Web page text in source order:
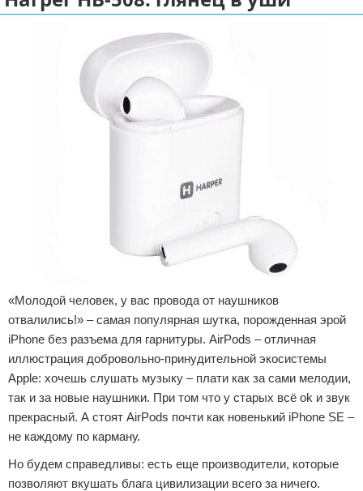
«Молодой человек, у вас провода от наушников
отвалились!» – самая популярная шутка, порожденная эрой
iPhone без разъема для гарнитуры. AirPods – отличная
иллюстрация добровольно-принудительной экосистемы
Apple: хочешь слушать музыку – плати как за сами мелодии,
так и за новые наушники. При том что у старых всё ok и звук
прекрасный. А стоят AirPods почти как новенький iPhone SE –
не каждому по карману.
Но будем справедливы: есть еще производители, которые
позволяют вкушать блага цивилизации всего за ничего.